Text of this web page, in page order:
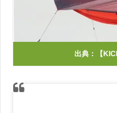
出典： 【